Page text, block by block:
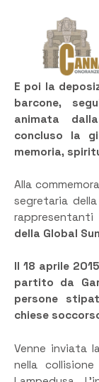
E poi la
barcone,
animata
concluso la
memoria,
Alla
segretaria
della Global
Il 18 aprile
partito da
persone
chiese
Venne inviata
nella